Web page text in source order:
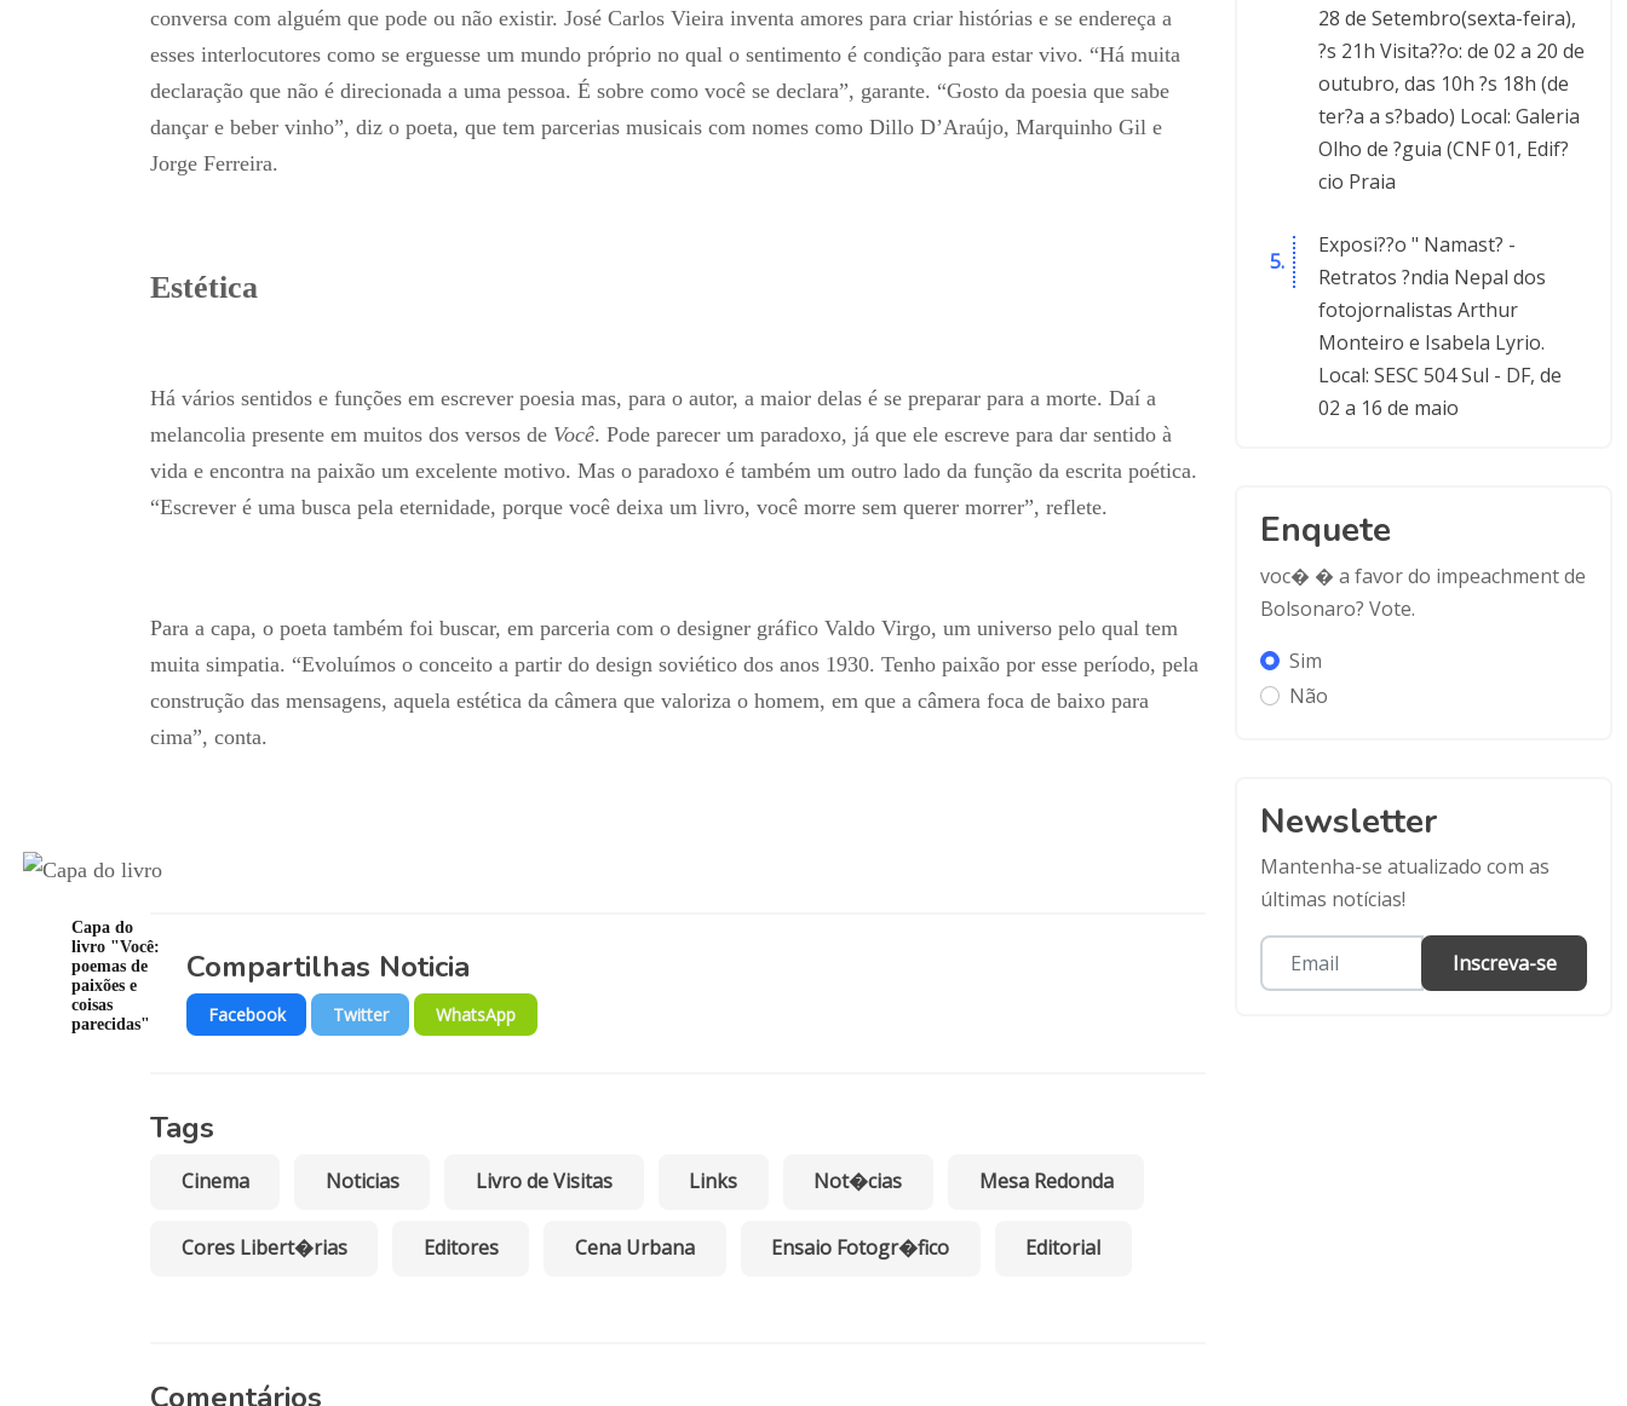
conversa com alguém que pode ou não existir. José Carlos Vieira inventa amores para criar histórias e se endereça a
esses interlocutores como se erguesse um mundo próprio no qual o sentimento é condição para estar vivo. “Há muita
declaração que não é direcionada a uma pessoa. É sobre como você se declara”, garante. “Gosto da poesia que sabe
dançar e beber vinho”, diz o poeta, que tem parcerias musicais com nomes como Dillo D’Araújo, Marquinho Gil e
Jorge Ferreira.
Estética
Há vários sentidos e funções em escrever poesia mas, para o autor, a maior delas é se preparar para a morte. Daí a
melancolia presente em muitos dos versos de Você. Pode parecer um paradoxo, já que ele escreve para dar sentido à
vida e encontra na paixão um excelente motivo. Mas o paradoxo é também um outro lado da função da escrita poética.
“Escrever é uma busca pela eternidade, porque você deixa um livro, você morre sem querer morrer”, reflete.
Para a capa, o poeta também foi buscar, em parceria com o designer gráfico Valdo Virgo, um universo pelo qual tem
muita simpatia. “Evoluímos o conceito a partir do design soviético dos anos 1930. Tenho paixão por esse período, pela
construção das mensagens, aquela estética da câmera que valoriza o homem, em que a câmera foca de baixo para
cima”, conta.
Capa do
livro "Você:
poemas de
paixões e
coisas
parecidas"
Compartilhas Noticia
Facebook Twitter WhatsApp
Tags
Cinema Noticias Livro de Visitas Links Not�cias Mesa Redonda
Cores Libert�rias Editores Cena Urbana Ensaio Fotogr�fico Editorial
Comentários
28 de Setembro(sexta-feira),
?s 21h Visita??o: de 02 a 20 de
outubro, das 10h ?s 18h (de
ter?a a s?bado) Local: Galeria
Olho de ?guia (CNF 01, Edif?
cio Praia
Exposi??o " Namast? -
Retratos ?ndia Nepal dos
fotojornalistas Arthur
Monteiro e Isabela Lyrio.
Local: SESC 504 Sul - DF, de
02 a 16 de maio
Enquete
voc� � a favor do impeachment de
Bolsonaro? Vote.
Sim
Não
Newsletter
Mantenha-se atualizado com as
últimas notícias!
Inscreva-se